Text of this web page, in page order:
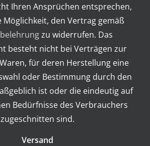
Ihren Ansprüchen entsprechen,
Möglichkeit, den Vertrag gemäß
zu widerrufen. Das
besteht nicht bei Verträgen zur
für deren Herstellung eine
oder Bestimmung durch den
ist oder die eindeutig auf
Bedürfnisse des Verbrauchers
zugeschnitten sind.
Versand